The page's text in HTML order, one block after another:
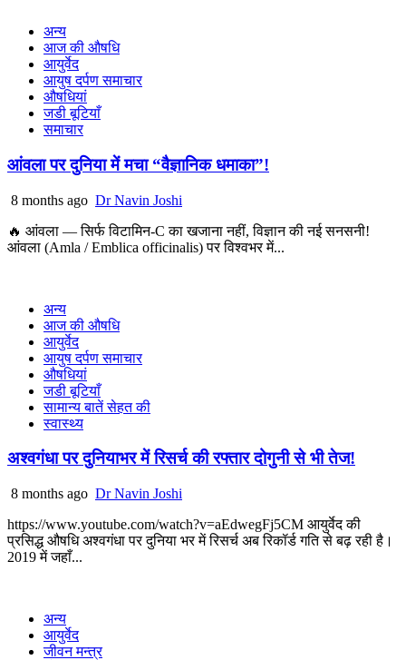
अन्य
आज की औषधि
आयुर्वेद
आयुष दर्पण समाचार
औषधियां
जडी बूटियाँ
समाचार
आंवला पर दुनिया में मचा “वैज्ञानिक धमाका”!
8 months ago Dr Navin Joshi
🔥 आंवला — सिर्फ विटामिन-C का खजाना नहीं, विज्ञान की नई सनसनी!
आंवला (Amla / Emblica officinalis) पर विश्वभर में...
अन्य
आज की औषधि
आयुर्वेद
आयुष दर्पण समाचार
औषधियां
जडी बूटियाँ
सामान्य बातें सेहत की
स्वास्थ्य
अश्वगंधा पर दुनियाभर में रिसर्च की रफ्तार दोगुनी से भी तेज!
8 months ago Dr Navin Joshi
https://www.youtube.com/watch?v=aEdwegFj5CM आयुर्वेद की
प्रसिद्ध औषधि अश्वगंधा पर दुनिया भर में रिसर्च अब रिकॉर्ड गति से बढ़ रही है।
2019 में जहाँ...
अन्य
आयुर्वेद
जीवन मन्त्र